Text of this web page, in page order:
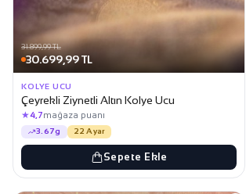
31.899,99 TL
30.699,99 TL
KOLYE UCU
Çeyrekli Ziynetli Altın Kolye Ucu
★4,7mağaza puanı
3.67g 22 Ayar
Sepete Ekle